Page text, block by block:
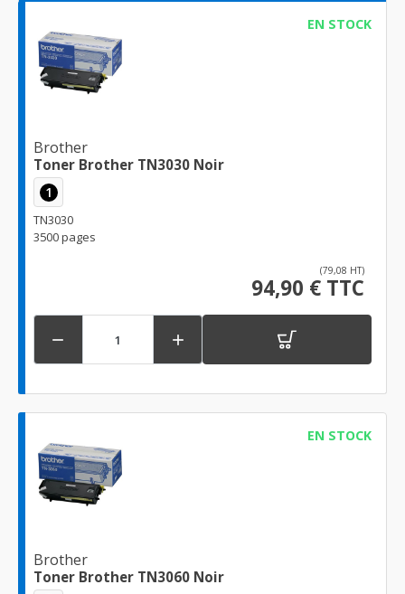
EN STOCK
Brother
Toner Brother TN3030 Noir
1
TN3030
3500 pages
(79,08 HT)
94,90 € TTC
 
EN STOCK
Brother
Toner Brother TN3060 Noir